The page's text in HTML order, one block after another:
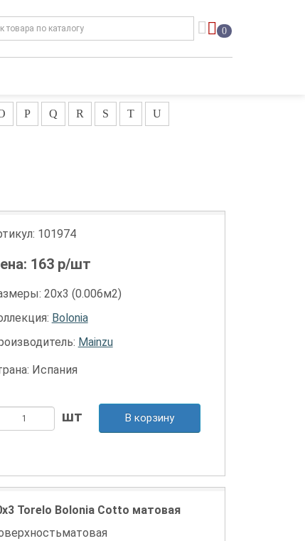
0
P Q R S T U
101974
163р/шт
20х3 (0.006м2)
Bolonia
Mainzu
Испания
В корзину
Torelo Bolonia Cotto матовая
матовая